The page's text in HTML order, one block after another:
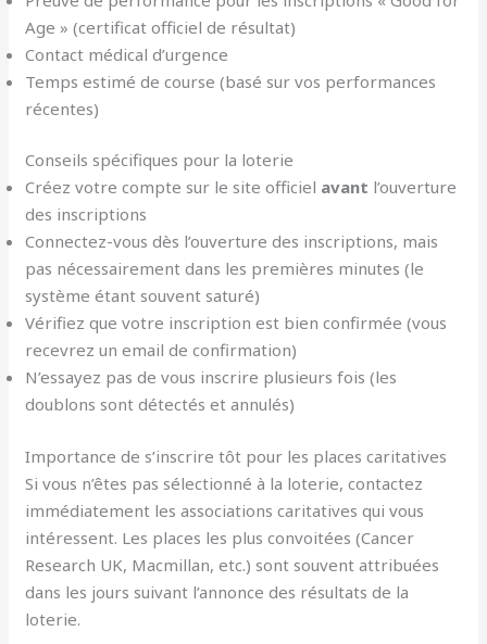
Age » (certificat officiel de résultat)
Contact médical d’urgence
Temps estimé de course (basé sur vos performances
récentes)
Conseils spécifiques pour la loterie
Créez votre compte sur le site officiel avant l’ouverture
des inscriptions
Connectez-vous dès l’ouverture des inscriptions, mais
pas nécessairement dans les premières minutes (le
système étant souvent saturé)
Vérifiez que votre inscription est bien confirmée (vous
recevrez un email de confirmation)
N’essayez pas de vous inscrire plusieurs fois (les
doublons sont détectés et annulés)
Importance de s’inscrire tôt pour les places caritatives
Si vous n’êtes pas sélectionné à la loterie, contactez
immédiatement les associations caritatives qui vous
intéressent. Les places les plus convoitées (Cancer
Research UK, Macmillan, etc.) sont souvent attribuées
dans les jours suivant l’annonce des résultats de la
loterie.